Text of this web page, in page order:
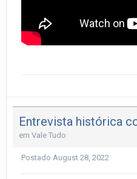
em Vale Tudo
Postado August 28, 2022